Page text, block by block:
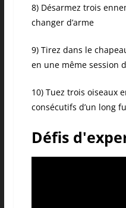
8) Désarmez trois
changer d’arme
9) Tirez dans le
en une même session
10) Tuez trois oiseaux
consécutifs d’un long
Défis